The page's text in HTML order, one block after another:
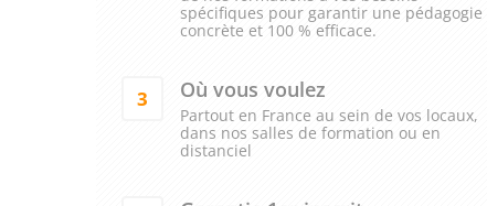
spécifiques pour garantir une pédagogie
concrète et 100 % efficace.
3 Où vous voulez
Partout en France au sein de vos locaux,
dans nos salles de formation ou en
distanciel